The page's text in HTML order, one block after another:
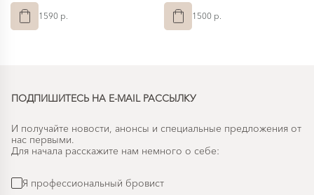
1590 p. 1500 p.
ПОДПИШИТЕСЬ НА E-MAIL РАССЫЛКУ
И получайте новости, анонсы и специальные предложения от
нас первыми.
Для начала расскажите нам немного о себе:
Я профессиональный бровист